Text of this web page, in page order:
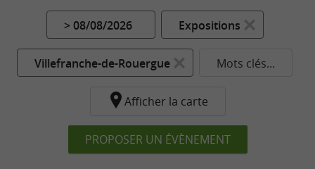
> 08/08/2026 Expositions
Villefranche-de-Rouergue Mots clés...
Afficher la carte
PROPOSER UN ÉVÈNEMENT